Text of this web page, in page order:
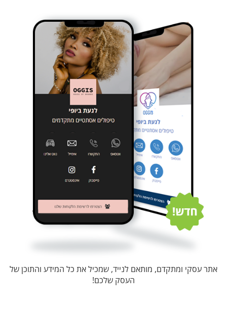
אתר עסקי ומתקדם, מותאם לנייד, שמכיל את כל המידע והתוכן של
העסק שלכם!